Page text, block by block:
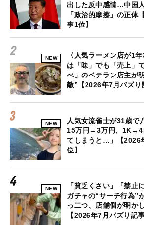
出した反中感情…中国
「政治的摩擦」の正体
事1位】
NEW
〈人気ラーメン店が1
は「味」でも「売上」
べ」のベテラン店主が
敵”【2026年7月バズり
NEW
人気女流雀士が31歳
15万円→3万円、
てしまうと…」【2026
位】
NEW
「貧乏くさい」「禁止
ガチャの“サーチ行為
っ二つ、店舗側が明か
【2026年7月バズり記事